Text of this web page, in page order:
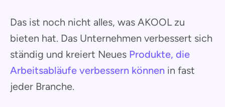
Das ist noch nicht alles, was AKOOL zu
bieten hat. Das Unternehmen verbessert sich
ständig und kreiert Neues Produkte, die
Arbeitsabläufe verbessern können in fast
jeder Branche.